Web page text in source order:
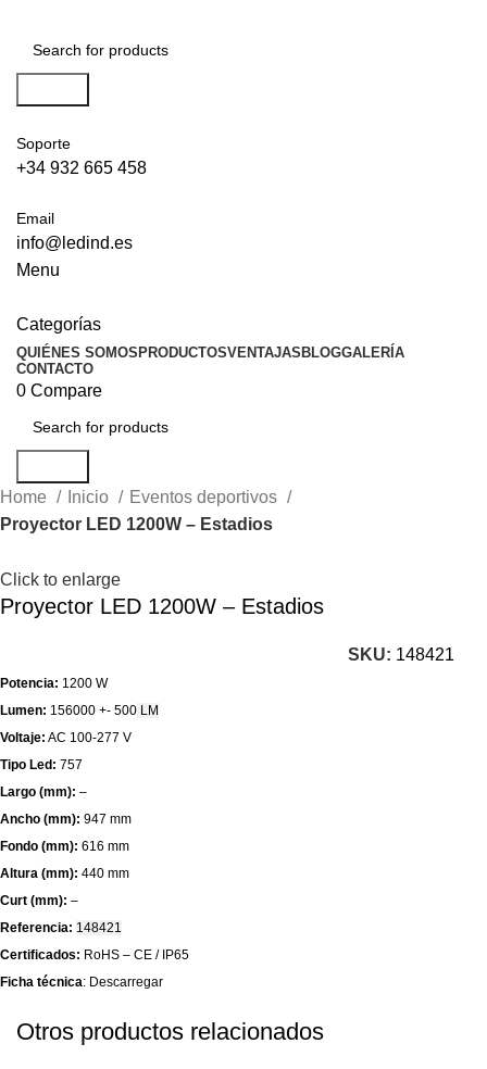
Soporte
+34 932 665 458‬
Email
info@ledind.es
Menu
Categorías
QUIÉNES SOMOS PRODUCTOSVENTAJAS BLOGGALERÍA
CONTACTO
0 Compare
Home
Inicio
Eventos deportivos
Proyector LED 1200W – Estadios
Click to enlarge
Proyector LED 1200W – Estadios
SKU: 148421
Potencia: 1200 W
Lumen: 156000 +- 500 LM
Voltaje: AC 100-277 V
Tipo Led: 757
Largo (mm): –
Ancho (mm): 947 mm
Fondo (mm): 616 mm
Altura (mm): 440 mm
Curt (mm): –
Referencia: 148421
Certificados: RoHS – CE / IP65
Ficha técnica: Descarregar
Otros productos relacionados